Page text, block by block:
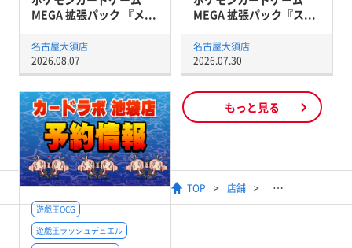
MEGA 拡張パック 『メ...
名古屋大須店
2026.08.07
MEGA 拡張パック『ス...
名古屋大須店
2026.07.30
遊戯王OCG
遊戯王ラッシュデュエル
もっと見る
TOP 店舗